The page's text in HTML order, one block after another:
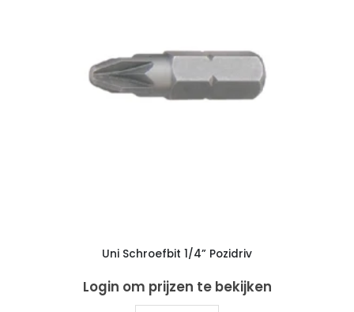
Uni Schroefbit 1/4” Pozidriv
Login om prijzen te bekijken